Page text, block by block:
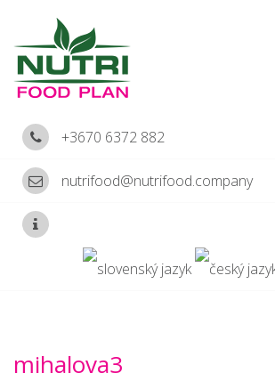
+3670 6372 882
nutrifood@nutrifood.company
mihalova3